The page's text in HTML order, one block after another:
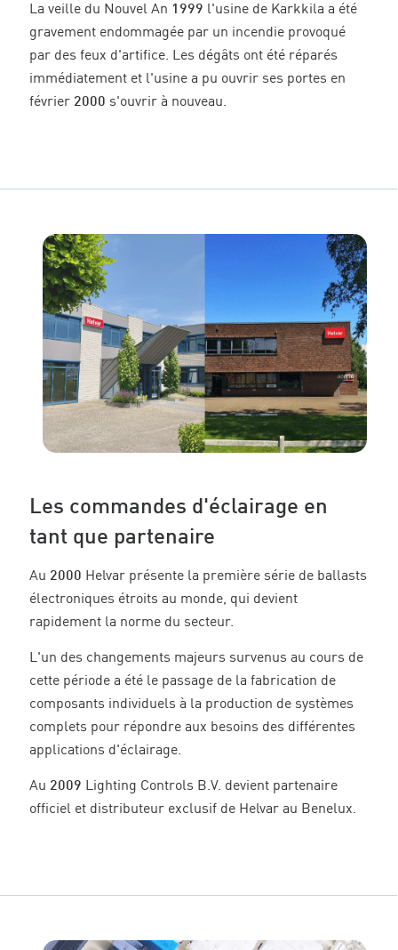
La veille du Nouvel An 1999 l'usine de Karkkila a été
gravement endommagée par un incendie provoqué
par des feux d'artifice. Les dégâts ont été réparés
immédiatement et l'usine a pu ouvrir ses portes en
février 2000 s'ouvrir à nouveau.
Les commandes d'éclairage en
tant que partenaire
Au 2000 Helvar présente la première série de ballasts
électroniques étroits au monde, qui devient
rapidement la norme du secteur.
L'un des changements majeurs survenus au cours de
cette période a été le passage de la fabrication de
composants individuels à la production de systèmes
complets pour répondre aux besoins des différentes
applications d'éclairage.
Au 2009 Lighting Controls B.V. devient partenaire
officiel et distributeur exclusif de Helvar au Benelux.